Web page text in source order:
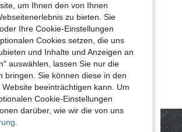
um Ihnen den von Ihnen
zu bieten. Sie
Ihre Cookie-Einstellungen
Cookies setzen, die uns
und Inhalte und Anzeigen an
auswählen, lassen Sie nur die
bringen. Sie können diese in den
beeinträchtigen kann. Um
Cookie-Einstellungen
darüber, wie wir die von uns